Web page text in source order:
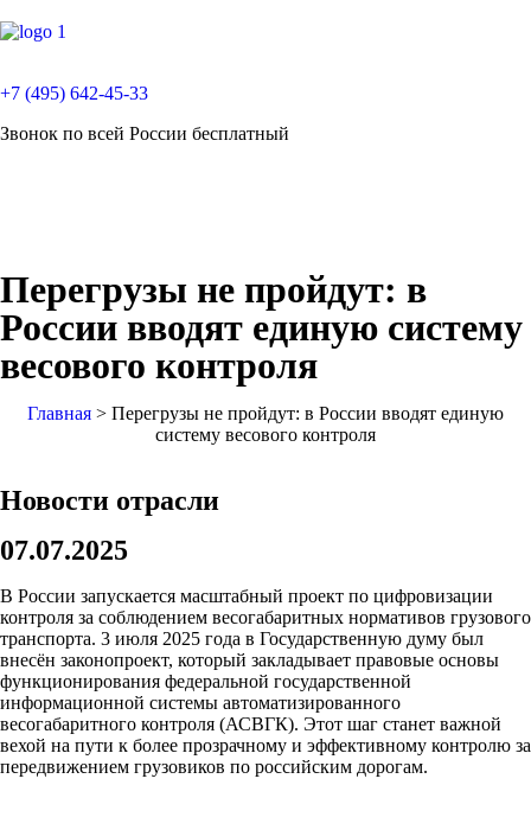
+7 (495) 642-45-33
Звонок по всей России бесплатный
Перегрузы не пройдут: в
России вводят единую систему
весового контроля
Главная > Перегрузы не пройдут: в России вводят единую
систему весового контроля
Новости отрасли
07.07.2025
В России запускается масштабный проект по цифровизации
контроля за соблюдением весогабаритных нормативов грузового
транспорта. 3 июля 2025 года в Государственную думу был
внесён законопроект, который закладывает правовые основы
функционирования федеральной государственной
информационной системы автоматизированного
весогабаритного контроля (АСВГК). Этот шаг станет важной
вехой на пути к более прозрачному и эффективному контролю за
передвижением грузовиков по российским дорогам.